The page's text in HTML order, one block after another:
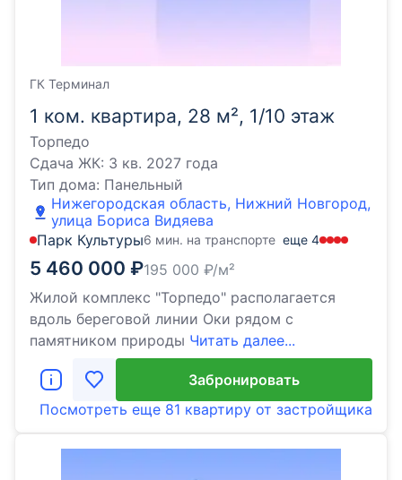
1 ком. квартира, 28 м², 1/10 этаж
Торпедо
Сдача ЖК: 3 кв. 2027 года
Тип дома: Панельный
Нижегородская область, Нижний Новгород,
улица Бориса Видяева
Парк Культуры6 мин. на транспорте еще 4
5 460 000 ₽195 000 ₽/м²
Жилой комплекс "Торпедо" располагается
вдоль береговой линии Оки рядом с
памятником природы Читать далее...
ГК Терминал
Забронировать
Посмотреть еще 81 квартиру от застройщика